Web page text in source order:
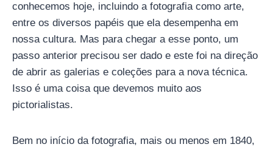
conhecemos hoje, incluindo a fotografia como arte,
entre os diversos papéis que ela desempenha em
nossa cultura. Mas para chegar a esse ponto, um
passo anterior precisou ser dado e este foi na direção
de abrir as galerias e coleções para a nova técnica.
Isso é uma coisa que devemos muito aos
pictorialistas.
Bem no início da fotografia, mais ou menos em 1840,